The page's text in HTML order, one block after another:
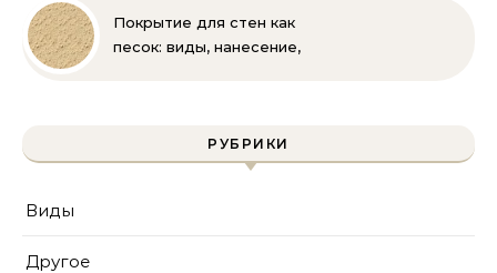
Покрытие для стен как
песок: виды, нанесение,
РУБРИКИ
Виды
Другое